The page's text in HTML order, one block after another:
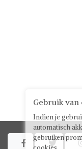
 
Gebruik van
Indien je
automatisch
gebruiken